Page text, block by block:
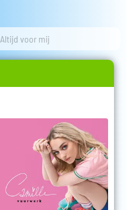
Altijd voor mij